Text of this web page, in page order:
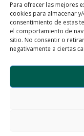
Para ofrecer las mejores
cookies para almacenar
consentimiento de estas
el comportamiento de
sitio. No consentir o
negativamente a ciertas